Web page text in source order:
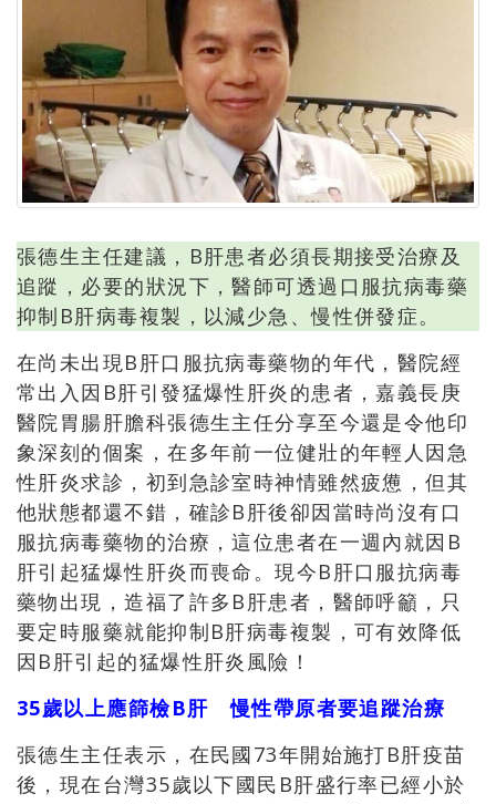
張德生主任建議，B肝患者必須長期接受治療及
追蹤，必要的狀況下，醫師可透過口服抗病毒藥
抑制B肝病毒複製，以減少急、慢性併發症。
在尚未出現B肝口服抗病毒藥物的年代，醫院經
常出入因B肝引發猛爆性肝炎的患者，嘉義長庚
醫院胃腸肝膽科張德生主任分享至今還是令他印
象深刻的個案，在多年前一位健壯的年輕人因急
性肝炎求診，初到急診室時神情雖然疲憊，但其
他狀態都還不錯，確診B肝後卻因當時尚沒有口
服抗病毒藥物的治療，這位患者在一週內就因B
肝引起猛爆性肝炎而喪命。現今B肝口服抗病毒
藥物出現，造福了許多B肝患者，醫師呼籲，只
要定時服藥就能抑制B肝病毒複製，可有效降低
因B肝引起的猛爆性肝炎風險！
35歲以上應篩檢B肝 慢性帶原者要追蹤治療
張德生主任表示，在民國73年開始施打B肝疫苗
後，現在台灣35歲以下國民B肝盛行率已經小於